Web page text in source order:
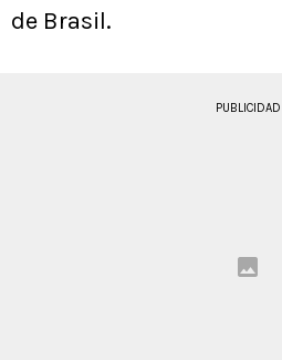
de Brasil.
PUBLICIDAD